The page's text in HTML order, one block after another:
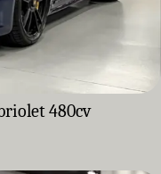
480cv